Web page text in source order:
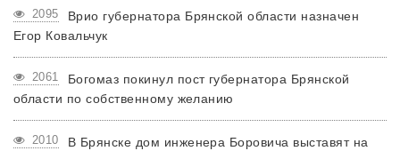
2095
Врио губернатора Брянской области назначен
Егор Ковальчук
2061
Богомаз покинул пост губернатора Брянской
области по собственному желанию
2010
В Брянске дом инженера Боровича выставят на